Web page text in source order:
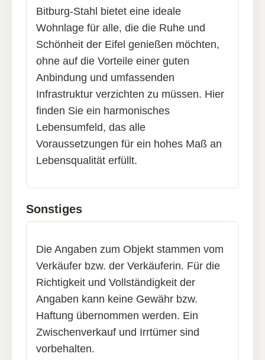
Bitburg-Stahl bietet eine ideale
Wohnlage für alle, die die Ruhe und
Schönheit der Eifel genießen möchten,
ohne auf die Vorteile einer guten
Anbindung und umfassenden
Infrastruktur verzichten zu müssen. Hier
finden Sie ein harmonisches
Lebensumfeld, das alle
Voraussetzungen für ein hohes Maß an
Lebensqualität erfüllt.
Sonstiges
Die Angaben zum Objekt stammen vom
Verkäufer bzw. der Verkäuferin. Für die
Richtigkeit und Vollständigkeit der
Angaben kann keine Gewähr bzw.
Haftung übernommen werden. Ein
Zwischenverkauf und Irrtümer sind
vorbehalten.